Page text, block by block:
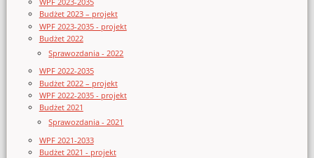
Budżet 2023 – projekt
WPF 2023-2035 - projekt
Budżet 2022
Sprawozdania - 2022
WPF 2022-2035
Budżet 2022 – projekt
WPF 2022-2035 - projekt
Budżet 2021
Sprawozdania - 2021
WPF 2021-2033
Budżet 2021 - projekt